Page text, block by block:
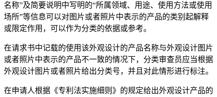
名称”及简要说明中写明的“所属领域、用途、使用方法或使用
场所”等信息可以对图片或者照片中表示的产品的类别起解释
或限定作用，可以作为分类的依据或参考。
在请求书中记载的使用该外观设计的产品名称与外观设计图片
或者照片中表示的产品不一致的情况下，分类审查员应当根据
外观设计图片或者照片给出分类号，并且对此情形进行标注。
在申请人根据《专利法实施细则》的规定给出外观设计产品的